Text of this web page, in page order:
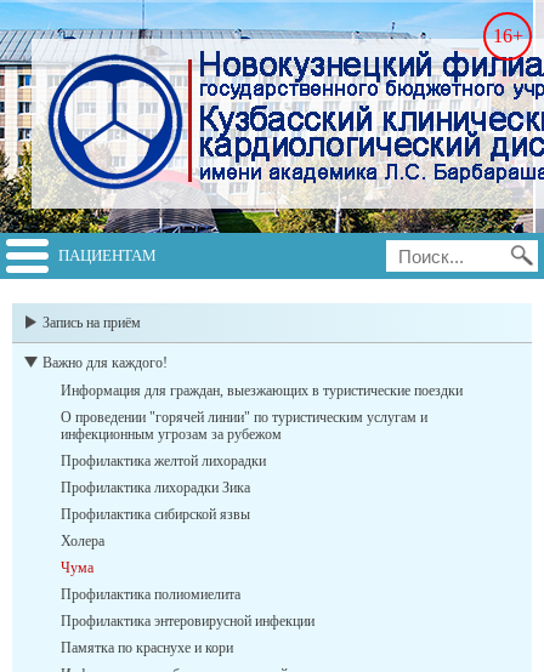
ПАЦИЕНТАМ
Запись на приём
Важно для каждого!
Информация для граждан, выезжающих в туристические поездки
О проведении "горячей линии" по туристическим услугам и
инфекционным угрозам за рубежом
Профилактика желтой лихорадки
Профилактика лихорадки Зика
Профилактика сибирской язвы
Холера
Чума
Профилактика полиомиелита
Профилактика энтеровирусной инфекции
Памятка по краснухе и кори
16+